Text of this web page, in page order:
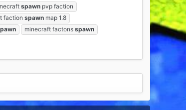
spawn pvp faction
faction spawn map 1.8
minecraft factons spawn